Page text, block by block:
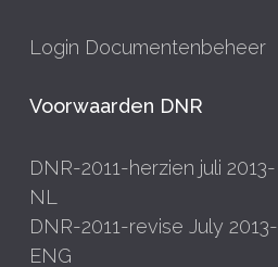
Login Documentenbeheer
Voorwaarden DNR
DNR-2011-herzien juli 2013-
NL
DNR-2011-revise July 2013-
ENG